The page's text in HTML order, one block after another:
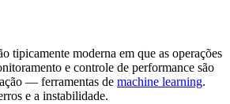
tipicamente moderna em que as operações
e controle de performance são
— ferramentas de machine learning.
e a instabilidade.